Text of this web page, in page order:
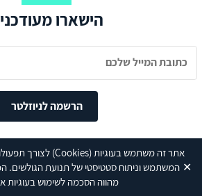
אתר זה משתמש בעוגיות(Cookies) לצורך
המשתמש וניתוח סטטיסטי של תנועת הגולשים.
מהווה הסכמה לשימוש בעוגיות
✕
הישארו
הרשמה לניוזלטר